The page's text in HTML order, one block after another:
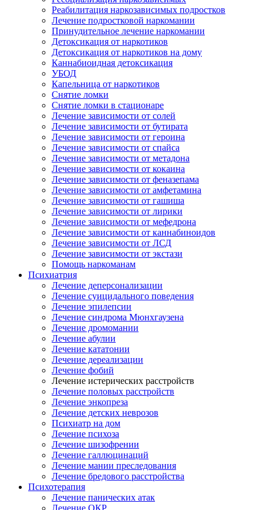
Реабилитация наркозависимых подростков
Лечение подростковой наркомании
Принудительное лечение наркомании
Детоксикация от наркотиков
Детоксикация от наркотиков на дому
Каннабиоидная детоксикация
УБОД
Капельница от наркотиков
Снятие ломки
Снятие ломки в стационаре
Лечение зависимости от солей
Лечение зависимости от бутирата
Лечение зависимости от героина
Лечение зависимости от спайса
Лечение зависимости от метадона
Лечение зависимости от кокаина
Лечение зависимости от феназепама
Лечение зависимости от амфетамина
Лечение зависимости от гашиша
Лечение зависимости от лирики
Лечение зависимости от мефедрона
Лечение зависимости от каннабиноидов
Лечение зависимости от ЛСД
Лечение зависимости от экстази
Помощь наркоманам
Психиатрия
Лечение деперсонализации
Лечение суицидального поведения
Лечение эпилепсии
Лечение синдрома Мюнхгаузена
Лечение дромомании
Лечение абулии
Лечение кататонии
Лечение дереализации
Лечение фобий
Лечение истерических расстройств
Лечение половых расстройств
Лечение энкопреза
Лечение детских неврозов
Психиатр на дом
Лечение психоза
Лечение шизофрении
Лечение галлюцинаций
Лечение мании преследования
Лечение бредового расстройства
Психотерапия
Лечение панических атак
Лечение ОКР